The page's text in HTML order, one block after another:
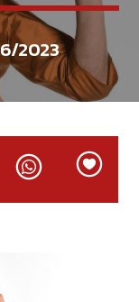
2023